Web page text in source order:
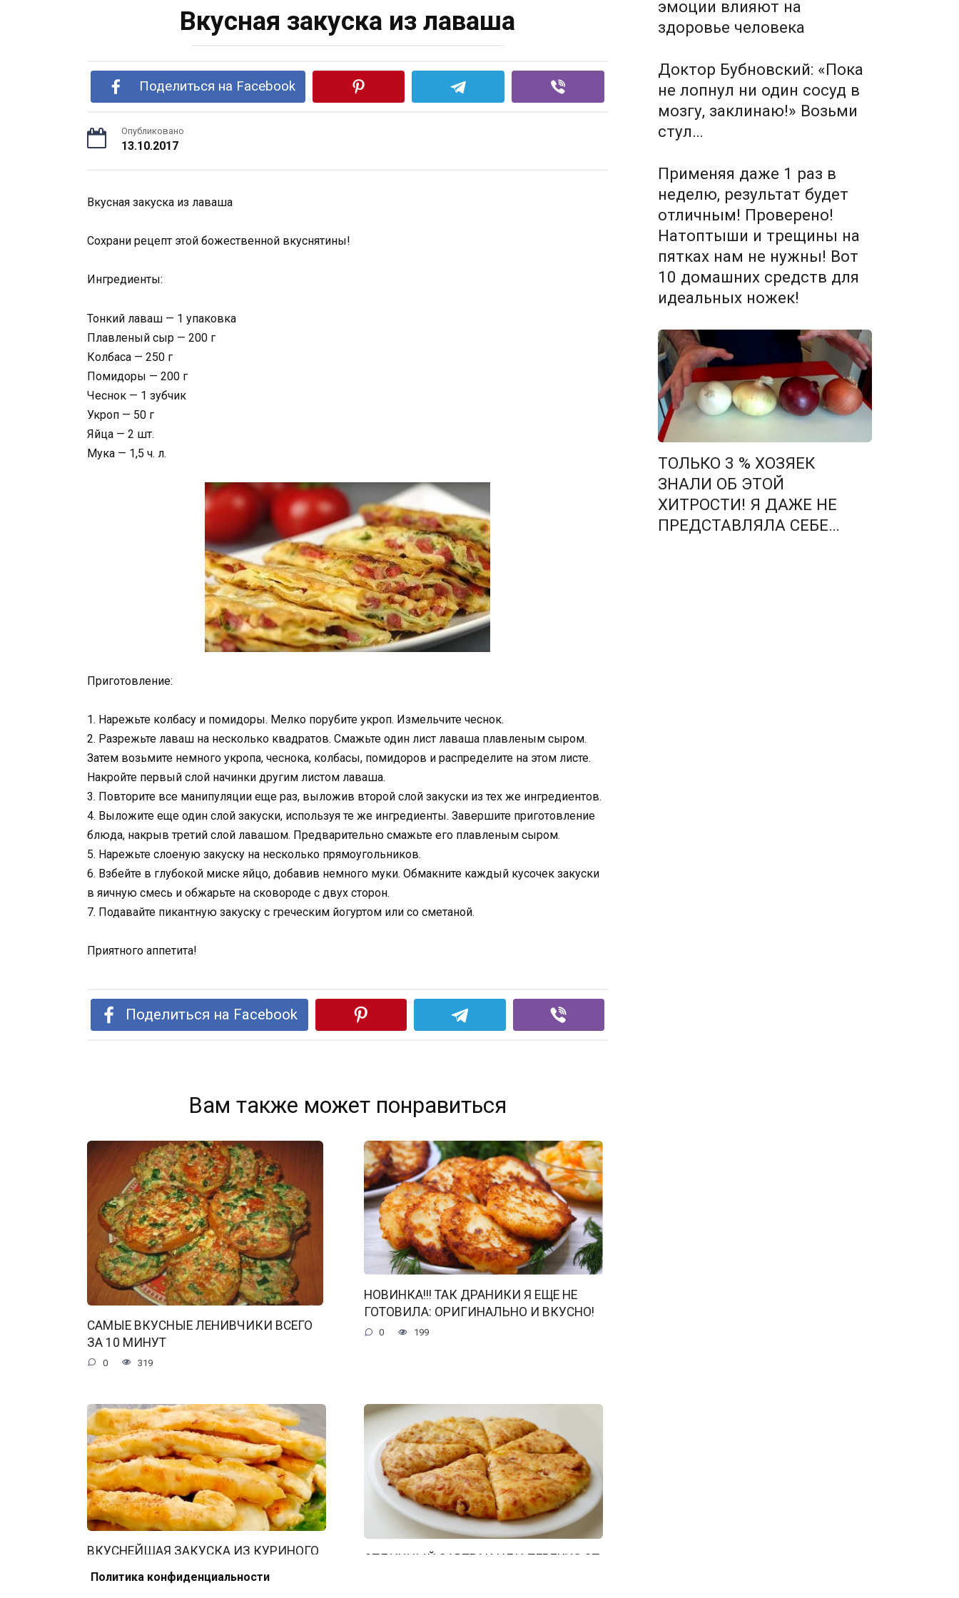
Вкусная закуска из лаваша
Поделиться на Facebook
Опубликовано
13.10.2017
Вкусная закуска из лаваша
Сохрани рецепт этой божественной вкуснятины!
Ингредиенты:
Тонкий лаваш — 1 упаковка
Плавленый сыр — 200 г
Колбаса — 250 г
Помидоры — 200 г
Чеснок — 1 зубчик
Укроп — 50 г
Яйца — 2 шт.
Мука — 1,5 ч. л.
Приготовление:
1. Нарежьте колбасу и помидоры. Мелко порубите укроп. Измельчите чеснок.
2. Разрежьте лаваш на несколько квадратов. Смажьте один лист лаваша плавленым сыром.
Затем возьмите немного укропа, чеснока, колбасы, помидоров и распределите на этом листе.
Накройте первый слой начинки другим листом лаваша.
3. Повторите все манипуляции еще раз, выложив второй слой закуски из тех же ингредиентов.
4. Выложите еще один слой закуски, используя те же ингредиенты. Завершите приготовление
блюда, накрыв третий слой лавашом. Предварительно смажьте его плавленым сыром.
5. Нарежьте слоеную закуску на несколько прямоугольников.
6. Взбейте в глубокой миске яйцо, добавив немного муки. Обмакните каждый кусочек закуски
в яичную смесь и обжарьте на сковороде с двух сторон.
7. Подавайте пикантную закуску с греческим йогуртом или со сметаной.
Приятного аппетита!
Поделиться на Facebook
Вам также может понравиться
САМЫЕ ВКУСНЫЕ ЛЕНИВЧИКИ ВСЕГО
ЗА 10 МИНУТ
0 319
НОВИНКА!!! ТАК ДРАНИКИ Я ЕЩЕ НЕ
ГОТОВИЛА: ОРИГИНАЛЬНО И ВКУСНО!
0 199
ВКУСНЕЙШАЯ ЗАКУСКА ИЗ КУРИНОГО
НАГГЕТСЫ
ОТЛИЧНЫЙ ЗАВТРАК ИЛИ ПЕРЕКУС ОТ
эмоции влияют на
здоровье человека
Доктор Бубновский: «Пока
не лопнул ни один сосуд в
мозгу, заклинаю!» Возьми
стул…
Применяя даже 1 раз в
неделю, результат будет
отличным! Проверено!
Натоптыши и трещины на
пятках нам не нужны! Вот
10 домашних средств для
идеальных ножек!
ТОЛЬКО 3 % ХОЗЯЕК
ЗНАЛИ ОБ ЭТОЙ
ХИТРОСТИ! Я ДАЖЕ НЕ
ПРЕДСТАВЛЯЛА СЕБЕ…
Политика конфиденциальности